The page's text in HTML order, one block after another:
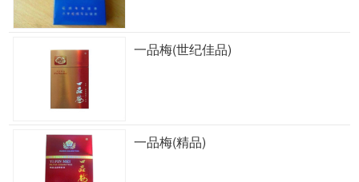
一品梅(世纪佳品)
一品梅(精品)